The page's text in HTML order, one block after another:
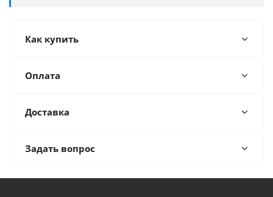
Как купить
Оплата
Доставка
Задать вопрос